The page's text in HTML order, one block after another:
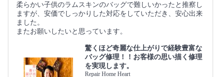
柔らかい子供のラムスキンのバッグで難しいかったと推察し
ますが、安価でしっかりした対応をしていただき、安心出来
ました。
またお願いしたいと思っています。
驚くほど奇麗な仕上がりで経験豊富な
バッグ修理！！お客様の思い描く修理
を実現します。
Repair Home Heart